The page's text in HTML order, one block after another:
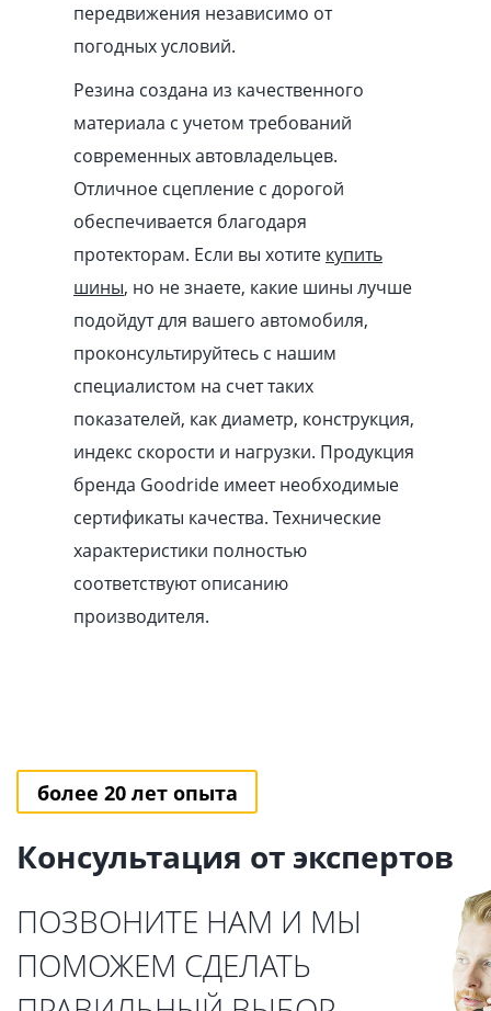
передвижения независимо от
погодных условий.
Резина создана из качественного
материала с учетом требований
современных автовладельцев.
Отличное сцепление с дорогой
обеспечивается благодаря
протекторам. Если вы хотите купить
шины, но не знаете, какие шины лучше
подойдут для вашего автомобиля,
проконсультируйтесь с нашим
специалистом на счет таких
показателей, как диаметр, конструкция,
индекс скорости и нагрузки. Продукция
бренда Goodride имеет необходимые
сертификаты качества. Технические
характеристики полностью
соответствуют описанию
производителя.
более 20 лет опыта
Консультация от экспертов
ПОЗВОНИТЕ НАМ И МЫ
ПОМОЖЕМ СДЕЛАТЬ